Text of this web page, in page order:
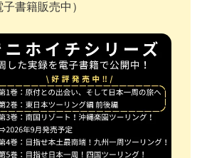
書籍販売中）